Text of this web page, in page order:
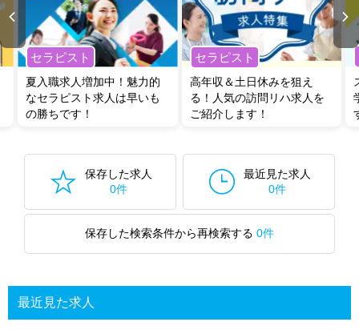
セラピスト
夏入職求人増加中！魅力的
なセラピスト求人は早いも
の勝ちです！
セラピスト
高年収＆土日休みを狙え
る！人気の訪問リハ求人を
ご紹介します！
保存した求人
0件
最近見た求人
0件
保存した検索条件から再検索する 0件
最近見た求人